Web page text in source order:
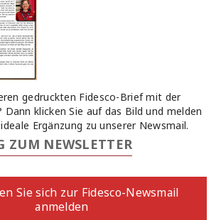
gedruckten Fidesco-Brief mit der
klicken Sie auf das Bild und melden
Ergänzung zu unserer Newsmail.
ZUM NEWSLETTER
Sie sich zur Fidesco-Newsmail
anmelden